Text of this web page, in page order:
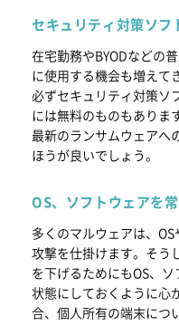
セキュリティ対策ソフ
在宅勤務やBYODなどの
に使用する機会も増えて
必ずセキュリティ対策ソ
には無料のものもありま
最新のランサムウェアへ
ほうが良いでしょう。
OS、ソフトウェアを
多くのマルウェアは、
攻撃を仕掛けます。そう
を下げるためにもOS、
状態にしておくように心
合、個人所有の端末につ